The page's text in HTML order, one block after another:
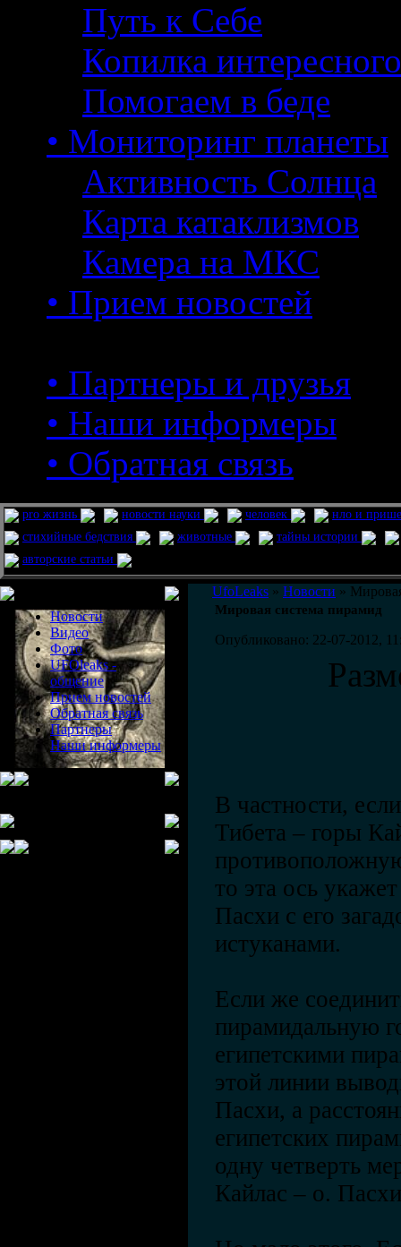
Путь к Себе
Копилка интересного
Помогаем в беде
• Мониторинг планеты
Активность Солнца
Карта катаклизмов
Камера на МКС
• Прием новостей
• Партнеры и друзья
• Наши информеры
• Обратная связь
pro жизнь новости науки человек
нло и
стихийные бедствия
животные
тайны истории
авторские статьи
Новости
Видео
Фото
UFOleaks -
общение
Прием новостей
Обратная связь
Партнеры
Наши информеры
UfoLeaks » Новости »
Мировая система пирамид
Опубликовано: 22-07-2012,
В частности,
Тибета – горы
то эта ось
Пасхи с его
истуканами.
Если же
пирамидальную
египетскими
этой линии
Пасхи, а
египетских
одну четверть
Кайлас – о.